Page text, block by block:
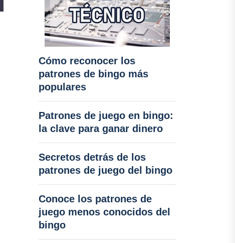
Cómo reconocer los
patrones de bingo más
populares
Patrones de juego en bingo:
la clave para ganar dinero
Secretos detrás de los
patrones de juego del bingo
Conoce los patrones de
juego menos conocidos del
bingo